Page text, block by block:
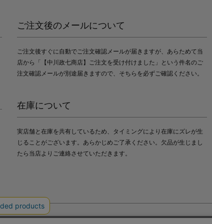
ご注文後のメールについて
ご注文後すぐに自動でご注文確認メールが届きますが、あらためて当
店から「【中川政七商店】ご注文を受け付けました」という件名のご
注文確認メールが別途届きますので、そちらを必ずご確認ください。
在庫について
実店舗と在庫を共有しているため、タイミングにより在庫にズレが生
じることがございます。あらかじめご了承ください。欠品が生じまし
たら当店よりご連絡させていただきます。